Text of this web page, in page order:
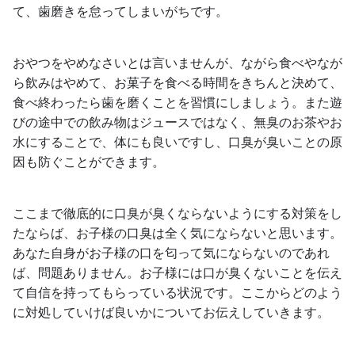
て、歯磨きを怠ってしまいがちです。
おやつをやめなさいとは言いませんが、ながら食べやなが
ら飲みはやめて、お菓子を食べる時間をきちんと決めて、
食べ終わったら歯を磨くことを習慣にしましょう。また遊
びの途中での飲み物はジュースではなく、無臭のお茶やお
水にすることで、体にも良いですし、口臭が臭いことの原
因も防ぐことができます。
ここまで徹底的に口臭が臭くならないようにする対策をし
たならば、お子様の口臭は全く気にならないと思います。
あなた自身がお子様の口を匂って気にならないのであれ
ば、問題ありません。お子様には口が臭くないことを伝え
て自信を持ってもらっている状況です。ここからどのよう
に対処していけば良いかについてお伝えしていきます。